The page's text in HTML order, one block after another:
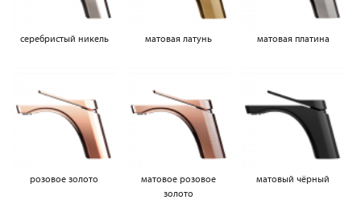
серебристый никель матовая латунь матовая платина
розовое золото
матовое розовое
золото
матовый чёрный